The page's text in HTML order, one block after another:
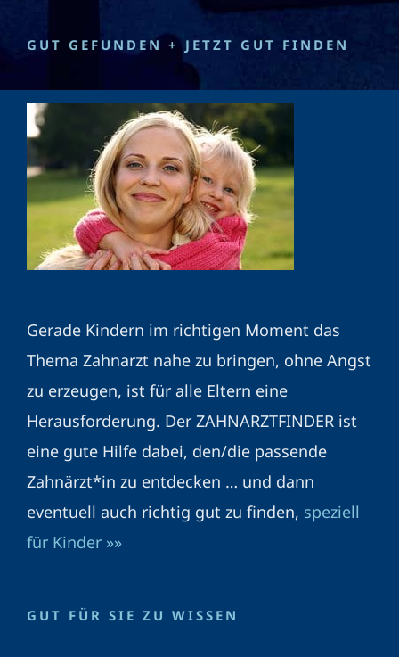
GUT GEFUNDEN + JETZT GUT FINDEN
Gerade Kindern im richtigen Moment das
Thema Zahnarzt nahe zu bringen, ohne Angst
zu erzeugen, ist für alle Eltern eine
Herausforderung. Der ZAHNARZTFINDER ist
eine gute Hilfe dabei, den/die passende
Zahnärzt*in zu entdecken … und dann
eventuell auch richtig gut zu finden, speziell
für Kinder »»
GUT FÜR SIE ZU WISSEN